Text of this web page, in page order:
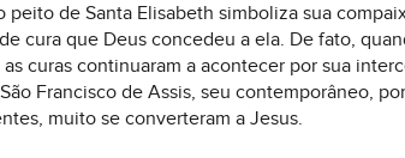
peito de Santa Elisabeth simboliza sua
cura que Deus concedeu a ela. De fato,
curas continuaram a acontecer por sua
Francisco de Assis, seu contemporâneo,
muito se converteram a Jesus.